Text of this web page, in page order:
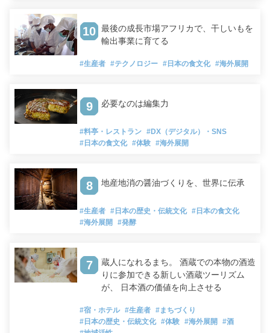
10 最後の成長市場アフリカで、干しいもを
輸出事業に育てる
#生産者 #テクノロジー #日本の食文化 #海外展開
9 必要なのは編集力
#料亭・レストラン #DX（デジタル）・SNS
#日本の食文化 #体験 #海外展開
8 地産地消の醤油づくりを、世界に伝承
#生産者 #日本の歴史・伝統文化 #日本の食文化
#海外展開
#発酵
7
蔵人になれるまち。 酒蔵での本物の酒造
りに参加できる新しい酒蔵ツーリズム
が、 日本酒の価値を向上させる
#宿・ホテル #生産者 #まちづくり
#日本の歴史・伝統文化 #体験 #海外展開
#酒